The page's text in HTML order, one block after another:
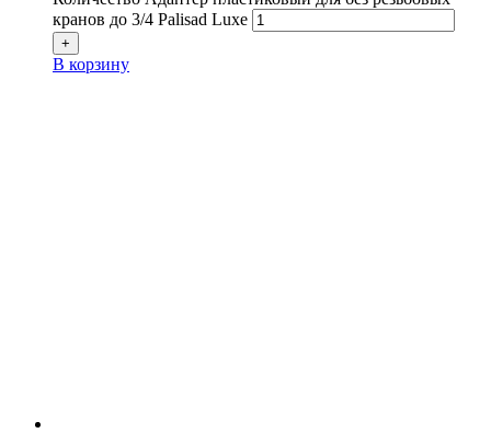
кранов до 3/4 Palisad Luxe
+
В корзину